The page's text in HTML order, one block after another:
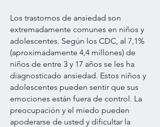
Los trastornos de ansiedad son
extremadamente comunes en niños y
adolescentes. Según los CDC, al 7,1%
(aproximadamente 4,4 millones) de
niños de entre 3 y 17 años se les ha
diagnosticado ansiedad. Estos niños y
adolescentes pueden sentir que sus
emociones están fuera de control. La
preocupación y el miedo pueden
apoderarse de usted y dificultar la